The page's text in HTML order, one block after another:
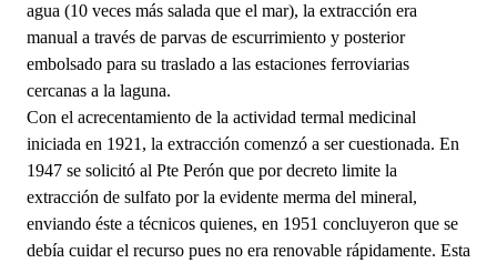
agua (10 veces más salada que el mar), la extracción era
manual a través de parvas de escurrimiento y posterior
embolsado para su traslado a las estaciones ferroviarias
cercanas a la laguna.
Con el acrecentamiento de la actividad termal medicinal
iniciada en 1921, la extracción comenzó a ser cuestionada. En
1947 se solicitó al Pte Perón que por decreto limite la
extracción de sulfato por la evidente merma del mineral,
enviando éste a técnicos quienes, en 1951 concluyeron que se
debía cuidar el recurso pues no era renovable rápidamente. Esta